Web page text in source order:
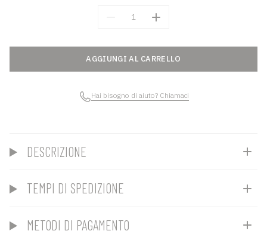
AGGIUNGI AL CARRELLO
Hai bisogno di aiuto? Chiamaci
DESCRIZIONE
TEMPI DI SPEDIZIONE
METODI DI PAGAMENTO